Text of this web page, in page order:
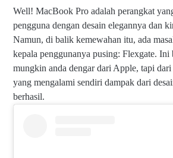
Well! MacBook Pro adalah perangkat
pengguna dengan desain elegannya dan
Namun, di balik kemewahan itu, ada
kepala penggunanya pusing: Flexgate. Ini
mungkin anda dengar dari Apple, tapi
yang mengalami sendiri dampak dari
berhasil.